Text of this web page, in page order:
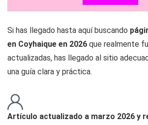
Si has llegado hasta aquí buscando
en Coyhaique en 2026 que realmente
actualizadas, has llegado al sitio
una guía clara y práctica.
Artículo actualizado a marzo 2026 y